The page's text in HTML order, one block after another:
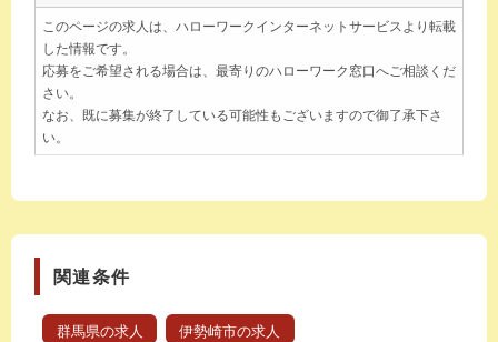
このページの求人は、ハローワークインターネットサービスより転載
した情報です。
応募をご希望される場合は、最寄りのハローワーク窓口へご相談くだ
さい。
なお、既に募集が終了している可能性もございますので御了承下さ
い。
関連条件
群馬県の求人 伊勢崎市の求人